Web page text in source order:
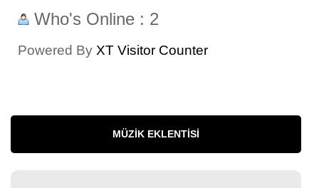
Who's Online : 2
Powered By XT Visitor Counter
MÜZIK EKLENTISI